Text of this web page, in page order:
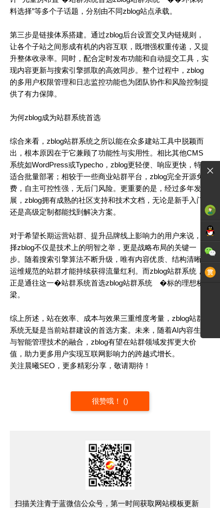
料选择”等多个子话题，分别由不同zblog站点承载。
第三步是链接体系搭建。通过zblog后台设置交叉内链规则，
让各个子站之间形成有机的内容互联，既增强权重传递，又提
升整体收录率。同时，配合定时发布功能和自动提交工具，实
现内容更新与搜索引擎抓取的高效同步。整个过程中，zblog
的多用户权限管理和日志监控功能也为团队协作和风险控制提
供了有力保障。
为何zblog成为站群系统首选
综合来看，zblog站群系统之所以能在众多建站工具中脱颖而
出，根本原因在于它兼顾了功能性与实用性。相比其他CMS
系统如WordPress或Typecho，zblog更轻便、响应更快，特别
适合批量部署；相较于一些商业站群平台，zblog完全开源免
费，自主可控性强，无后门风险。更重要的是，经过多年发
展，zblog拥有成熟的社区支持和技术文档，无论是新手入门
还是高级定制都能找到解决方案。
对于希望长期运营站群、提升品牌线上影响力的用户来说，选
择zblog不仅是技术上的明智之举，更是战略布局的关键一
步。随着搜索引擎算法不断升级，唯有内容优质、结构清晰、
运维规范的站群才能持续获得流量红利。而zblog站群系统，
正是通往这一�站群系统首选zblog站群系统 �标的理想桥
梁。
综上所述，站在效率、成本与效果三重维度考量，zblog站群
系统无疑是当前站群建设的首选方案。未来，随着AI内容生成
与智能管理技术的融合，zblog有望在站群领域发挥更大价
值，助力更多用户实现互联网影响力的跨越式增长。
关注晨曦SEO，更多精彩分享，敬请期待！
很赞哦！ ()
扫描关注青于蓝微信公众号，第一时间获取网站模板更新